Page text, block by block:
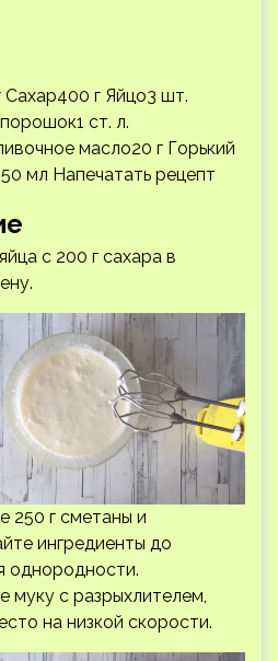
г Яйцо3 шт.
ст. л.
масло20 г Горький
мл Напечатать рецепт
с 200 г сахара в
250 г сметаны и
ингредиенты до
однородности.
муку с разрыхлителем,
на низкой скорости.